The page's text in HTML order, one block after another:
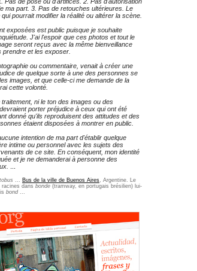
ma part. 3. Pas de retouches ultérieures. Le
pourrait modifier la réalité ou altérer la scène.
exposées est public puisque je souhaite
J'ai l'espoir que ces photos et tout le
seront reçus avec la même bienveillance
prendre et les exposer.
ou commentaire, venait à créer une
de quelque sorte à une des personnes se
images, et que celle-ci me demande de la
cette volonté.
traitement, ni le ton des images ou des
porter préjudice à ceux qui ont été
donné qu'ils reproduisent des attitudes et des
étaient disposées à montrer en public.
intention de ma part d'établir quelque
intime ou personnel avec les sujets des
de ce site. En conséquent, mon identité
et je ne demanderai à personne des
... Bus de la ville de Buenos Aires, Argentine. Le
dans bonde (tramway, en portugais brésilien) lui-
bond...